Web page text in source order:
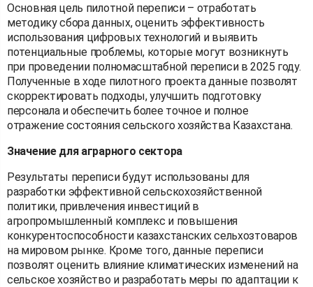
Основная цель пилотной переписи – отработать
методику сбора данных, оценить эффективность
использования цифровых технологий и выявить
потенциальные проблемы, которые могут возникнуть
при проведении полномасштабной переписи в 2025 году.
Полученные в ходе пилотного проекта данные позволят
скорректировать подходы, улучшить подготовку
персонала и обеспечить более точное и полное
отражение состояния сельского хозяйства Казахстана.
Значение для аграрного сектора
Результаты переписи будут использованы для
разработки эффективной сельскохозяйственной
политики, привлечения инвестиций в
агропромышленный комплекс и повышения
конкурентоспособности казахстанских сельхозтоваров
на мировом рынке. Кроме того, данные переписи
позволят оценить влияние климатических изменений на
сельское хозяйство и разработать меры по адаптации к